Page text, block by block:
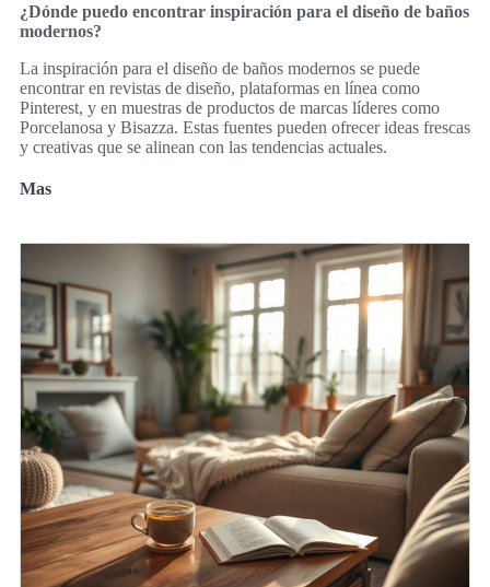
¿Dónde puedo encontrar inspiración para el diseño de baños
modernos?
La inspiración para el diseño de baños modernos se puede
encontrar en revistas de diseño, plataformas en línea como
Pinterest, y en muestras de productos de marcas líderes como
Porcelanosa y Bisazza. Estas fuentes pueden ofrecer ideas frescas
y creativas que se alinean con las tendencias actuales.
Mas